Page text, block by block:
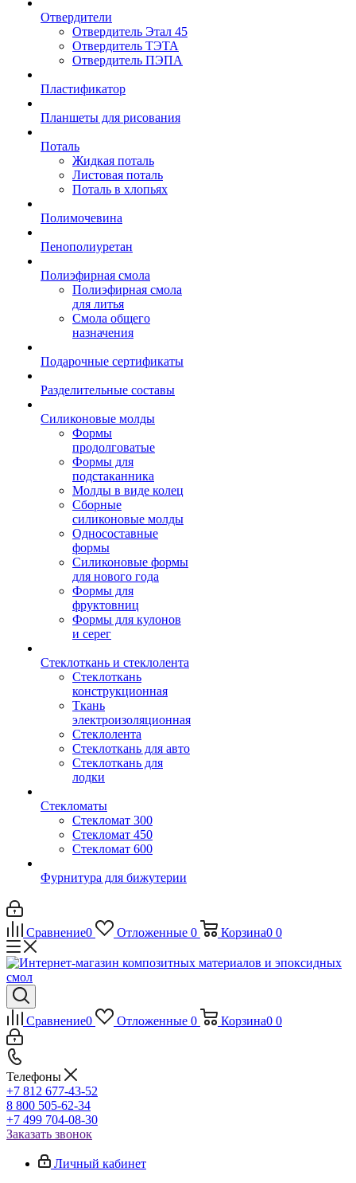
Отвердители
Отвердитель Этал 45
Отвердитель ТЭТА
Отвердитель ПЭПА
Пластификатор
Планшеты для рисования
Поталь
Жидкая поталь
Листовая поталь
Поталь в хлопьях
Полимочевина
Пенополиуретан
Полиэфирная смола
Полиэфирная смола
для литья
Смола общего
назначения
Подарочные сертификаты
Разделительные составы
Силиконовые молды
Формы
продолговатые
Формы для
подстаканника
Молды в виде колец
Сборные
силиконовые молды
Односоставные
формы
Силиконовые формы
для нового года
Формы для
фруктовниц
Формы для кулонов
и серег
Стеклоткань и стеклолента
Стеклоткань
конструкционная
Ткань
электроизоляционная
Стеклолента
Стеклоткань для авто
Стеклоткань для
лодки
Стекломаты
Стекломат 300
Стекломат 450
Стекломат 600
Фурнитура для бижутерии
Сравнение0 Отложенные 0 Корзина0 0
Сравнение0 Отложенные 0 Корзина0 0
Телефоны
+7 812 677-43-52
8 800 505-62-34
+7 499 704-08-30
Заказать звонок
Личный кабинет